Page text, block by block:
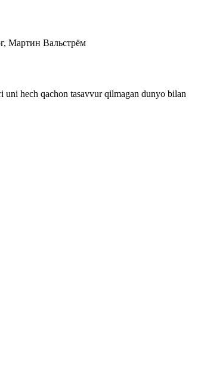
Мартин Вальстрём
hech qachon tasavvur qilmagan dunyo bilan